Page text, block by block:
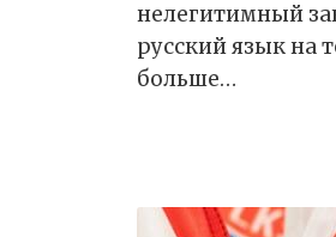
нелегитимный
русский язык на
больше…